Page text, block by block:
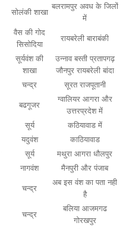
सोलंकी शाखा
बलरामपुर अवध के जिलों
में
वैस की गोद
सिसोदिया
रायबरेली बाराबंकी
सूर्यवंश की
शाखा
उन्नाव बस्ती प्रतापगढ़
जौनपुर रायबरेली बांदा
चन्द्र सूरत राजपूतानी
बढगूजर
ग्वालियर आगरा और
उत्तरप्रदेश में
सूर्य
कठियावाड में
यदुवंश
काठियावाड
सूर्य
मथुरा आगरा धौलपुर
नागवंश मैनपुरी और पंजाब
चन्द्र
अब इस वंश का पता नही
है
चन्द्र
बलिया आजमगढ
गोरखपुर